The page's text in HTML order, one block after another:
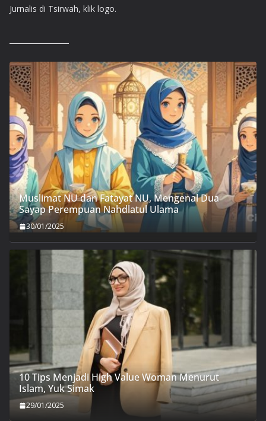
Jurnalis di Tsirwah, klik logo.
Muslimat NU dan Fatayat NU, Mengenal Dua
Sayap Perempuan Nahdlatul Ulama
30/01/2025
10 Tips Menjadi High Value Woman Menurut
Islam, Yuk Simak
29/01/2025